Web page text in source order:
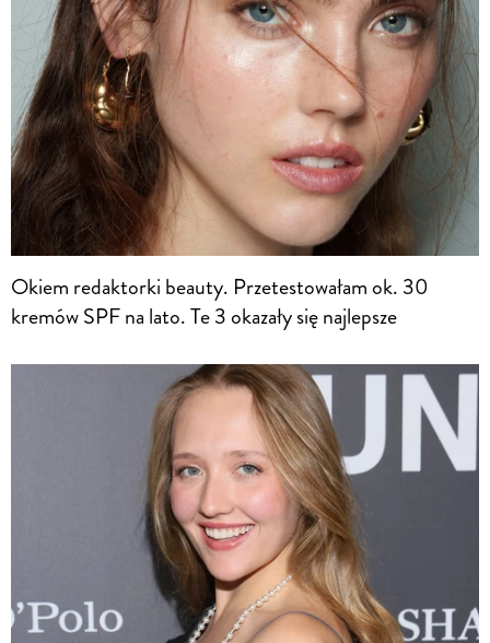
Okiem redaktorki beauty. Przetestowałam ok. 30
kremów SPF na lato. Te 3 okazały się najlepsze